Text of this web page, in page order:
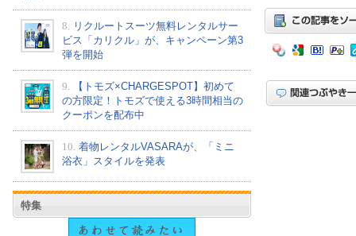
8.
リクルートスーツ無料レンタルサー
ビス「カリクル」が、キャンペーン第3
弾を開始
9.
【トモズ×CHARGESPOT】初めて
の方限定！トモズで使える3時間相当の
クーポンを配布中
10. 着物レンタルVASARAが、「ミニ
浴衣」スタイルを発表
特集